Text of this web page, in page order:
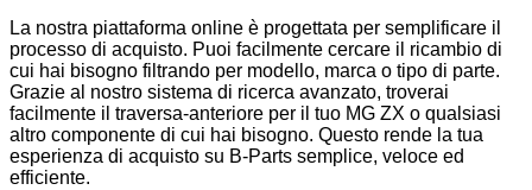
La nostra piattaforma online è progettata per semplificare il
processo di acquisto. Puoi facilmente cercare il ricambio di
cui hai bisogno filtrando per modello, marca o tipo di parte.
Grazie al nostro sistema di ricerca avanzato, troverai
facilmente il traversa-anteriore per il tuo MG ZX o qualsiasi
altro componente di cui hai bisogno. Questo rende la tua
esperienza di acquisto su B-Parts semplice, veloce ed
efficiente.